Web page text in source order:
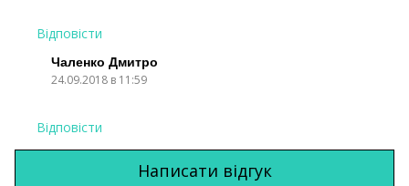
Відповісти
Чаленко Дмитро
24.09.2018 в 11:59
Відповісти
Написати відгук